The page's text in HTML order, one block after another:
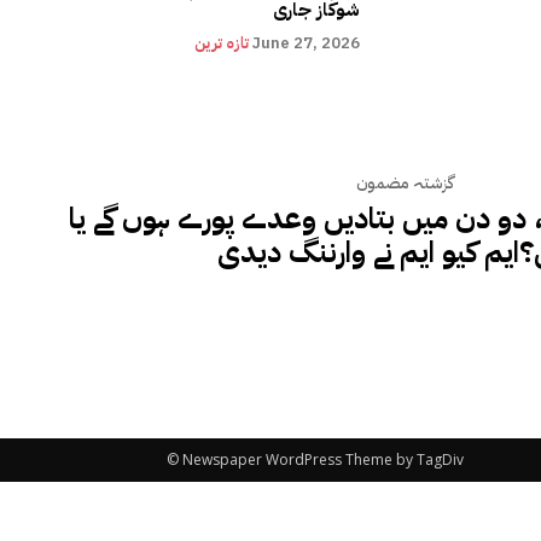
شوکاز جاری
تازہ ترینJune 27, 2026
گزشتہ مضمون
دن میں بتادیں وعدے پورے ہوں گے یا
کیو ایم نے وارننگ دیدی
© Newspaper WordPress Theme by TagDiv